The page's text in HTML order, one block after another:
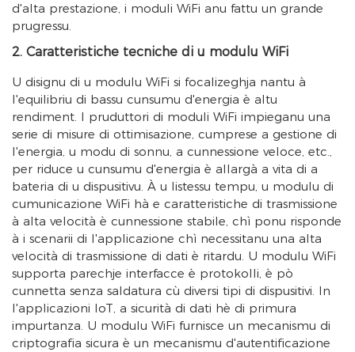
d'alta prestazione, i moduli WiFi anu fattu un grande
prugressu.
2. Caratteristiche tecniche di u modulu WiFi
U disignu di u modulu WiFi si focalizeghja nantu à
l'equilibriu di bassu cunsumu d'energia è altu
rendiment. I pruduttori di moduli WiFi impieganu una
serie di misure di ottimisazione, cumprese a gestione di
l'energia, u modu di sonnu, a cunnessione veloce, etc.,
per riduce u cunsumu d'energia è allargà a vita di a
bateria di u dispusitivu. À u listessu tempu, u modulu di
cumunicazione WiFi hà e caratteristiche di trasmissione
à alta velocità è cunnessione stabile, chì ponu risponde
à i scenarii di l'applicazione chì necessitanu una alta
velocità di trasmissione di dati è ritardu. U modulu WiFi
supporta parechje interfacce è protokolli, è pò
cunnetta senza saldatura cù diversi tipi di dispusitivi. In
l'applicazioni IoT, a sicurità di dati hè di primura
impurtanza. U modulu WiFi furnisce un mecanismu di
criptografia sicura è un mecanismu d'autentificazione